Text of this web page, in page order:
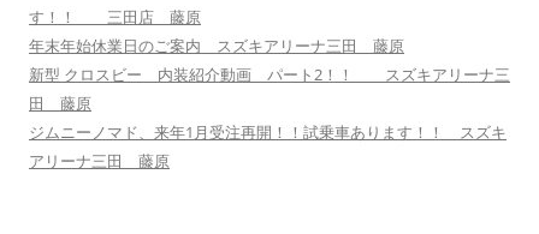
す！！ 三田店 藤原
年末年始休業日のご案内 スズキアリーナ三田 藤原
新型 クロスビー 内装紹介動画 パート2！！ スズキアリーナ三
田 藤原
ジムニーノマド、来年1月受注再開！！試乗車あります！！ スズキ
アリーナ三田 藤原